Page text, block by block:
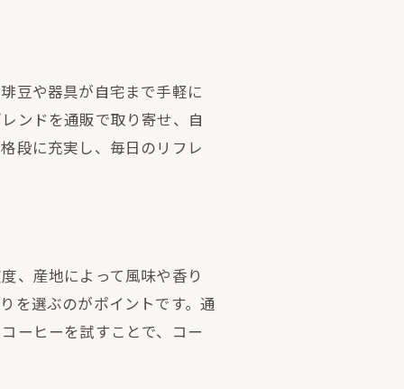
豆や器具が自宅まで手軽に
ンドを通販で取り寄せ、自
段に充実し、毎日のリフレ
、産地によって風味や香り
を選ぶのがポイントです。通
ーヒーを試すことで、コー